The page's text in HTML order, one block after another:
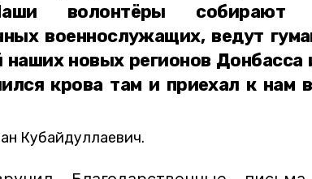
волонтёры собирают
военнослужащих, ведут
новых регионов Донбасса
крова там и приехал к нам
Кубайдуллаевич.